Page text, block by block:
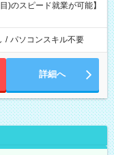
)のスピード就業が可能】
/ パソコンスキル不要
詳細へ